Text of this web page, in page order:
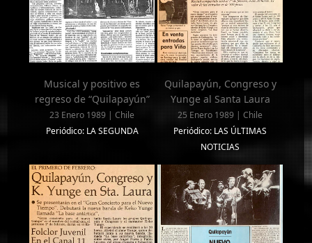
Musical y positivo es
regreso de “Quilapayún”
23 Enero 1989 | Chile
Periódico: LA SEGUNDA
Quilapayún, Congreso y
Yunge al Santa Laura
25 Enero 1989 | Chile
Periódico: LAS ÚLTIMAS
NOTICIAS